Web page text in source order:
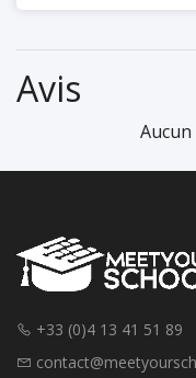
Avis
+33 (0)4 13 41 51 89